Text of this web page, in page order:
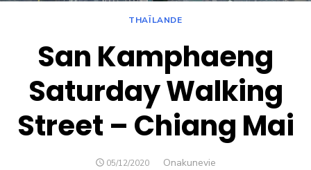
THAÏLANDE
San Kamphaeng
Saturday Walking
Street – Chiang Mai
POSTED
05/12/2020 Author
Onakunevie